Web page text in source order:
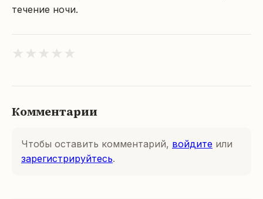
течение ночи.
★ ★ ★ ★ ★
Комментарии
Чтобы оставить комментарий, войдите или
зарегистрируйтесь.